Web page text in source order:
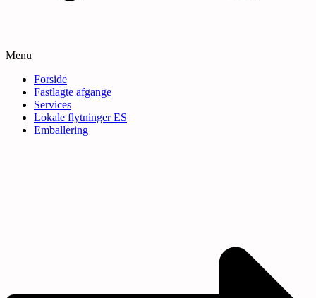
Menu
Forside
Fastlagte afgange
Services
Lokale flytninger ES
Emballering